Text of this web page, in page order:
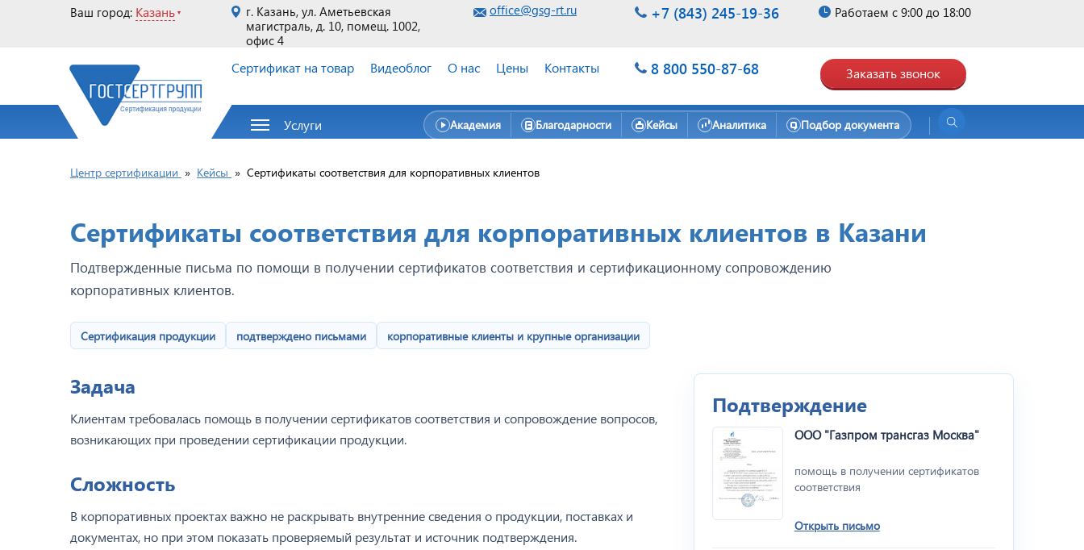
Ваш город: Казань
г. Казань, ул. Аметьевская
магистраль, д. 10, помещ. 1002,
офис 4
office@gsg-rt.ru +7 (843) 245-19-36 Работаем с 9:00 до 18:00
Сертификат на товар Видеоблог О нас Цены Контакты 8 800 550-87-68 Заказать звонок
Услуги Академия Благодарности Кейсы Аналитика Подбор документа
Центр сертификации » Кейсы » Сертификаты соответствия для корпоративных клиентов
Сертификаты соответствия для корпоративных клиентов в Казани
Подтвержденные письма по помощи в получении сертификатов соответствия и сертификационному сопровождению
корпоративных клиентов.
Сертификация продукции подтверждено письмами корпоративные клиенты и крупные организации
Задача
Клиентам требовалась помощь в получении сертификатов соответствия и сопровождение вопросов,
возникающих при проведении сертификации продукции.
Сложность
В корпоративных проектах важно не раскрывать внутренние сведения о продукции, поставках и
документах, но при этом показать проверяемый результат и источник подтверждения.
Подтверждение
ООО "Газпром трансгаз Москва"
помощь в получении сертификатов
соответствия
Открыть письмо